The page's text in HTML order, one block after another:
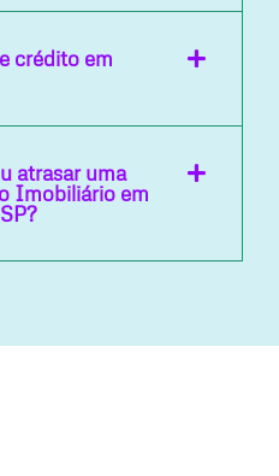
crédito em
atrasar uma
Imobiliário em